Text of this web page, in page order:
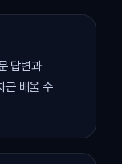
답변과
근 배울 수